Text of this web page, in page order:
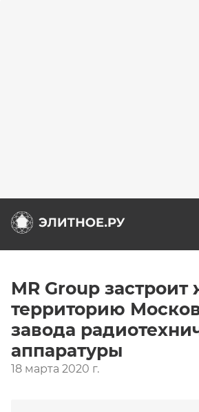
MR Group
территорию
завода
аппаратуры
18 марта 2020 г.